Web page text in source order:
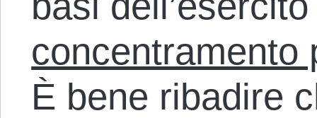
concentramento
È bene ribadire